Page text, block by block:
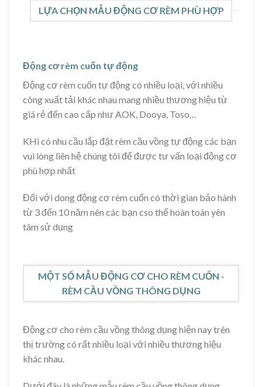
LỰA CHỌN MẪU ĐỘNG CƠ RÈM PHÙ HỢP
Động cơ rèm cuốn tự động
Động cơ rèm cuốn tự động có nhiều loại, với nhiều
công xuất tải khác nhau mang nhiều thương hiệu từ
giá rẻ đến cao cấp như AOK, Dooya, Toso…
KHi có nhu cầu lắp đặt rèm cầu vồng tự động các bạn
vui lòng liên hệ chúng tôi để được tư vấn loại động cơ
phù hợp nhất
Đối với dong động cơ rèm cuốn có thời gian bảo hành
từ 3 đến 10 năm nên các bạn cso thể hoàn toàn yên
tâm sử dụng
MỘT SỐ MẪU ĐỘNG CƠ CHO RÈM CUỐN -
RÈM CẦU VỒNG THÔNG DỤNG
Động cơ cho rèm cầu vồng thông dụng hiện nay trên
thị trường có rất nhiều loại với nhiều thương hiệu
khác nhau.